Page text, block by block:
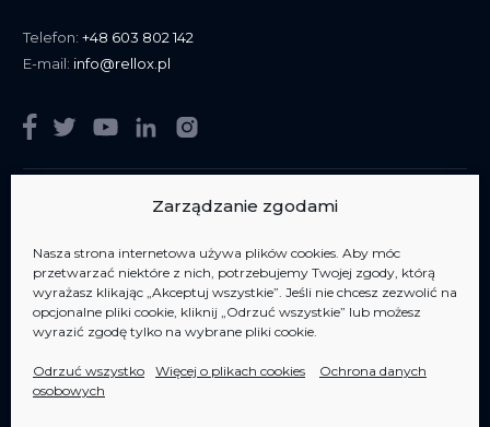
Zarządzanie zgodami
Nasza strona internetowa używa plików cookies. Aby móc
przetwarzać niektóre z nich, potrzebujemy Twojej zgody, którą
wyrażasz klikając „Akceptuj wszystkie”. Jeśli nie chcesz zezwolić na
opcjonalne pliki cookie, kliknij „Odrzuć wszystkie” lub możesz
wyrazić zgodę tylko na wybrane pliki cookie.
Odrzuć wszystko Więcej o plikach cookies
Ochrona danych
osobowych
Telefon: +48 603 802 142
E-mail: info@rellox.pl
Jesteśmy członkiemAIPP Jesteśmy członkiemAIPP